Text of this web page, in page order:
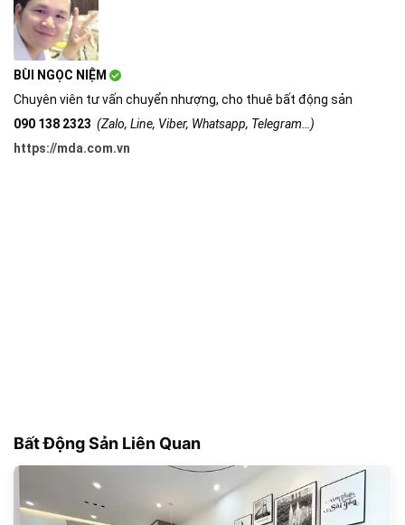
BÙI NGỌC NIỆM
Chuyên viên tư vấn chuyển nhượng, cho thuê bất động sản
090 138 2323 (Zalo, Line, Viber, Whatsapp, Telegram…)
https://mda.com.vn
Bất Động Sản Liên Quan
179